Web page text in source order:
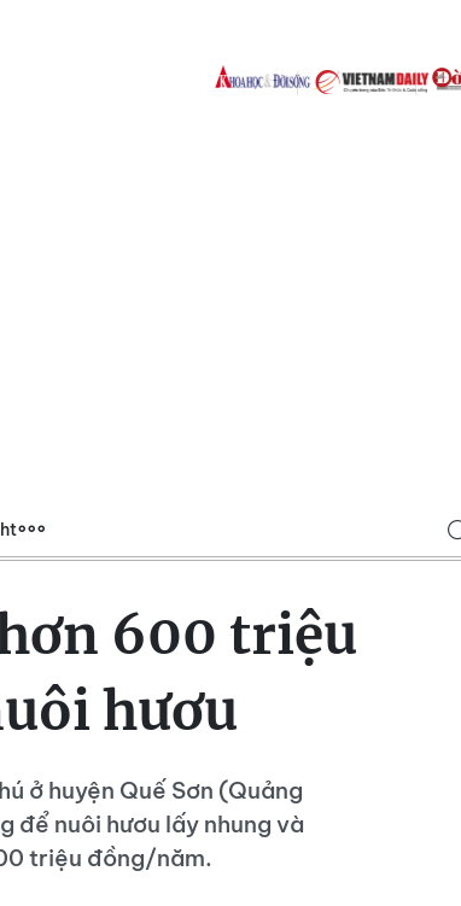
600 triệu
hươu
ở huyện Quế Sơn (Quảng
để nuôi hươu lấy nhung và
triệu đồng/năm.